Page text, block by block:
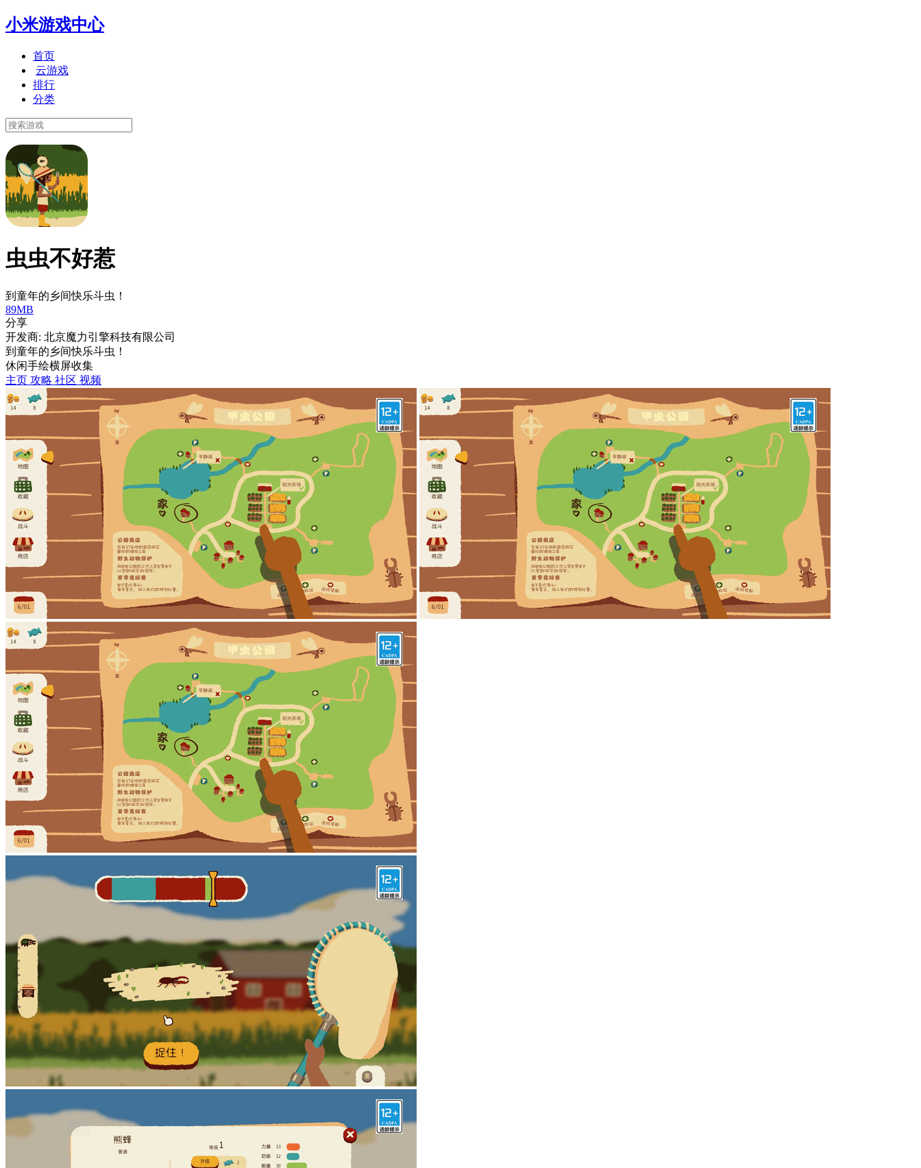
小米游戏中心
首页
云游戏
排行
分类
虫虫不好惹
到童年的乡间快乐斗虫！
89MB
分享
开发商: 北京魔力引擎科技有限公司
到童年的乡间快乐斗虫！
休闲手绘横屏收集
主页 攻略 社区 视频